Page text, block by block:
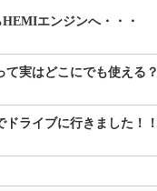
エンジンへ・・・
て実はどこにでも使える？
ドライブに行きました！！